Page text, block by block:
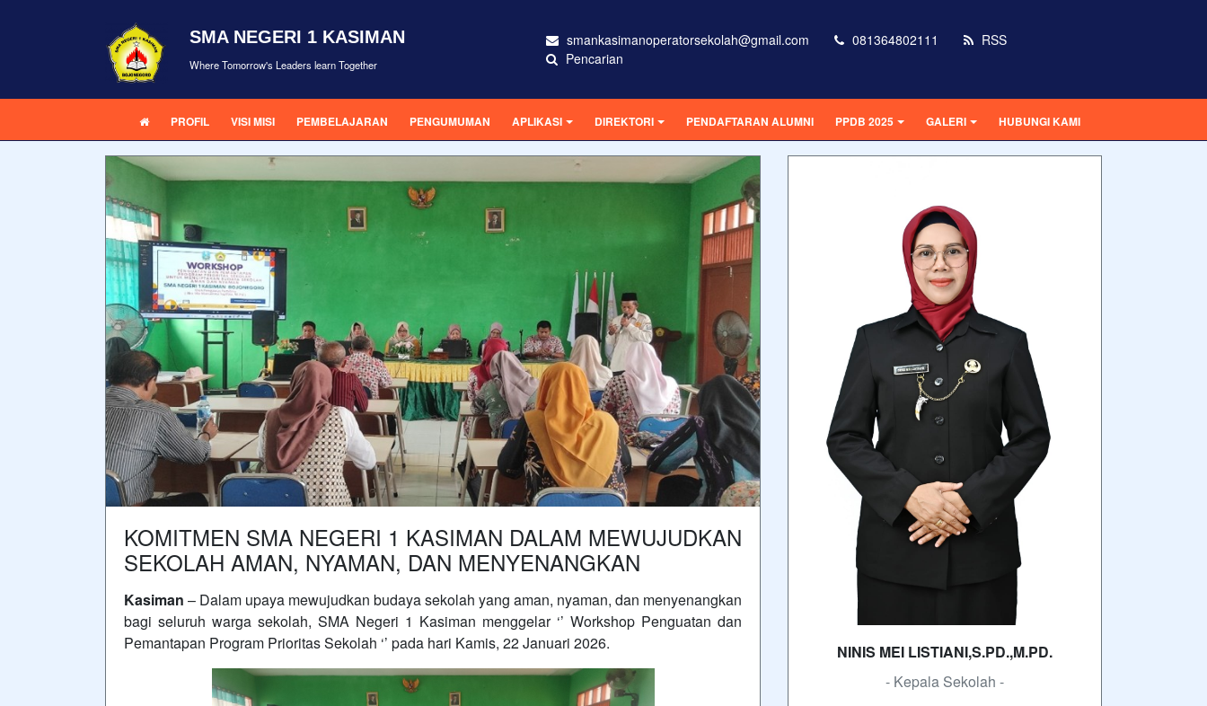
SMA NEGERI 1 KASIMAN
Where Tomorrow's Leaders learn Together
smankasimanoperatorsekolah@gmail.com 081364802111
RSS
Pencarian
PROFIL VISI MISI PEMBELAJARAN PENGUMUMAN APLIKASI DIREKTORI PENDAFTARAN ALUMNI PPDB 2025 GALERI HUBUNGI KAMI
KOMITMEN SMA NEGERI 1 KASIMAN DALAM MEWUJUDKAN
SEKOLAH AMAN, NYAMAN, DAN MENYENANGKAN
Kasiman – Dalam upaya mewujudkan budaya sekolah yang aman, nyaman, dan menyenangkan
bagi seluruh warga sekolah, SMA Negeri 1 Kasiman menggelar ‘’ Workshop Penguatan dan
Pemantapan Program Prioritas Sekolah ‘’ pada hari Kamis, 22 Januari 2026.
NINIS MEI LISTIANI,S.PD.,M.PD.
- Kepala Sekolah -